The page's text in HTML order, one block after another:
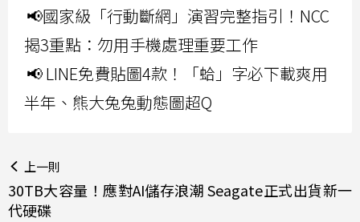
📢國家級「行動斷網」演習完整指引！NCC
揭3重點：勿用手機處理重要工作
📢 LINE免費貼圖4款！「蛤」字必下載爽用
半年、熊大兔兔動態圖超Q
上一則
30TB大容量！應對AI儲存浪潮 Seagate正式出貨新一
代硬碟